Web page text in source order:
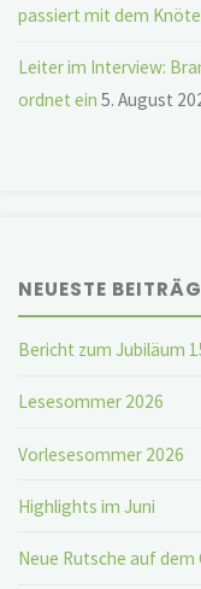
passiert mit dem
Leiter im Interview:
ordnet ein 5. August
NEUESTE
Bericht zum Jubiläum
Lesesommer 2026
Vorlesesommer 2026
Highlights im Juni
Neue Rutsche auf